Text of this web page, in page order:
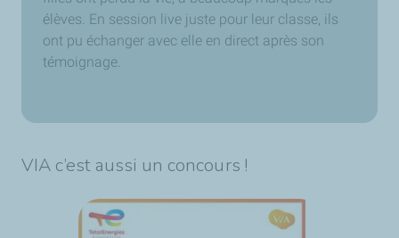
élèves. En session live juste pour leur classe, ils
ont pu échanger avec elle en direct après son
témoignage.
VIA c’est aussi un concours !